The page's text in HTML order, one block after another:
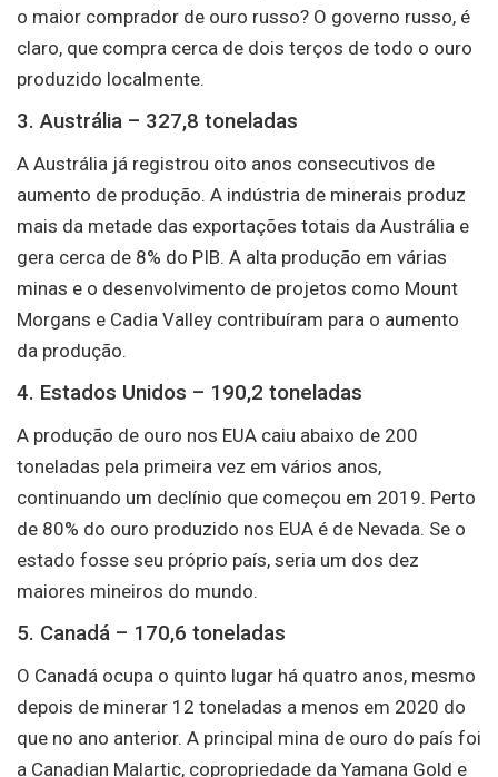
o maior comprador de ouro russo? O governo russo, é
claro, que compra cerca de dois terços de todo o ouro
produzido localmente.
3. Austrália – 327,8 toneladas
A Austrália já registrou oito anos consecutivos de
aumento de produção. A indústria de minerais produz
mais da metade das exportações totais da Austrália e
gera cerca de 8% do PIB. A alta produção em várias
minas e o desenvolvimento de projetos como Mount
Morgans e Cadia Valley contribuíram para o aumento
da produção.
4. Estados Unidos – 190,2 toneladas
A produção de ouro nos EUA caiu abaixo de 200
toneladas pela primeira vez em vários anos,
continuando um declínio que começou em 2019. Perto
de 80% do ouro produzido nos EUA é de Nevada. Se o
estado fosse seu próprio país, seria um dos dez
maiores mineiros do mundo.
5. Canadá – 170,6 toneladas
O Canadá ocupa o quinto lugar há quatro anos, mesmo
depois de minerar 12 toneladas a menos em 2020 do
que no ano anterior. A principal mina de ouro do país foi
a Canadian Malartic, copropriedade da Yamana Gold e